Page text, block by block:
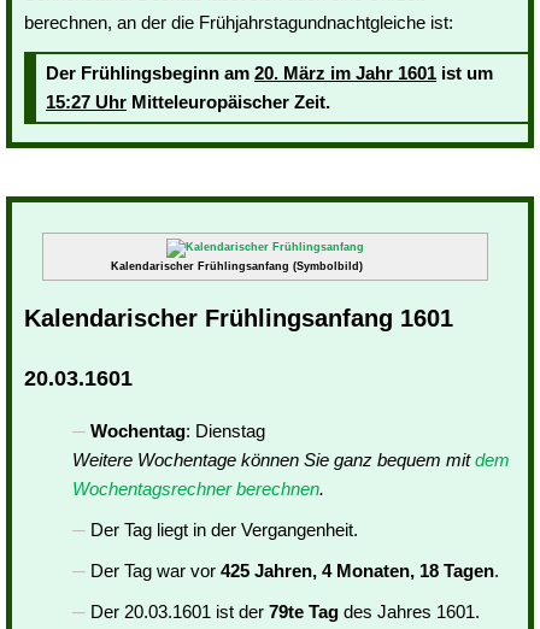
berechnen, an der die Frühjahrstagundnachtgleiche ist:
Der Frühlingsbeginn am 20. März im Jahr 1601 ist um
15:27 Uhr Mitteleuropäischer Zeit.
Kalendarischer Frühlingsanfang (Symbolbild)
Kalendarischer Frühlingsanfang 1601
20.03.1601
Wochentag: Dienstag
Weitere Wochentage können Sie ganz bequem mitdem
Wochentagsrechner berechnen.
Der Tag liegt in der Vergangenheit.
Der Tag war vor 425 Jahren, 4 Monaten, 18 Tagen.
Der 20.03.1601 ist der 79te Tag des Jahres 1601.